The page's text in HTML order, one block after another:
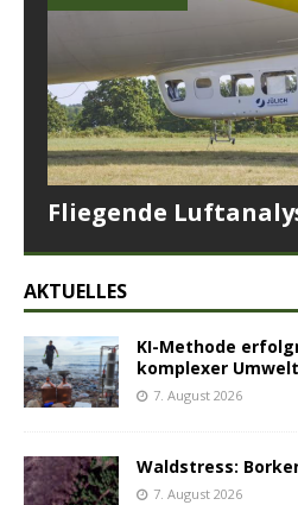
Fliegende
AKTUELLES
KI-Methode
komplexer
7. August 2026
Waldstress:
7. August 2026